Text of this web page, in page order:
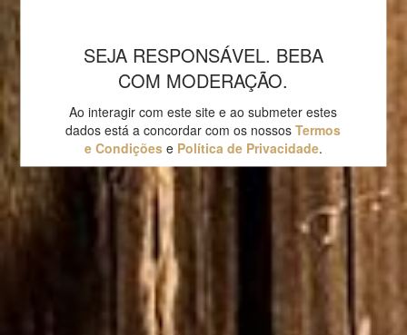
SEJA RESPONSÁVEL. BEBA
COM MODERAÇÃO.
Ao interagir com este site e ao submeter estes
dados está a concordar com os nossosTermos
e Condiçõese Política de Privacidade.
VISITE-NOS